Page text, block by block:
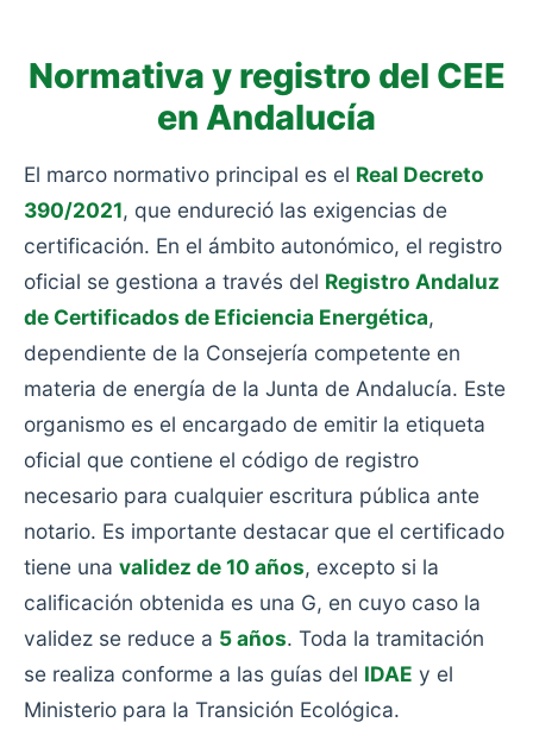
Normativa y registro del CEE
en Andalucía
El marco normativo principal es el Real Decreto
390/2021, que endureció las exigencias de
certificación. En el ámbito autonómico, el registro
oficial se gestiona a través del Registro Andaluz
de Certificados de Eficiencia Energética,
dependiente de la Consejería competente en
materia de energía de la Junta de Andalucía. Este
organismo es el encargado de emitir la etiqueta
oficial que contiene el código de registro
necesario para cualquier escritura pública ante
notario. Es importante destacar que el certificado
tiene una validez de 10 años, excepto si la
calificación obtenida es una G, en cuyo caso la
validez se reduce a 5 años. Toda la tramitación
se realiza conforme a las guías del IDAE y el
Ministerio para la Transición Ecológica.